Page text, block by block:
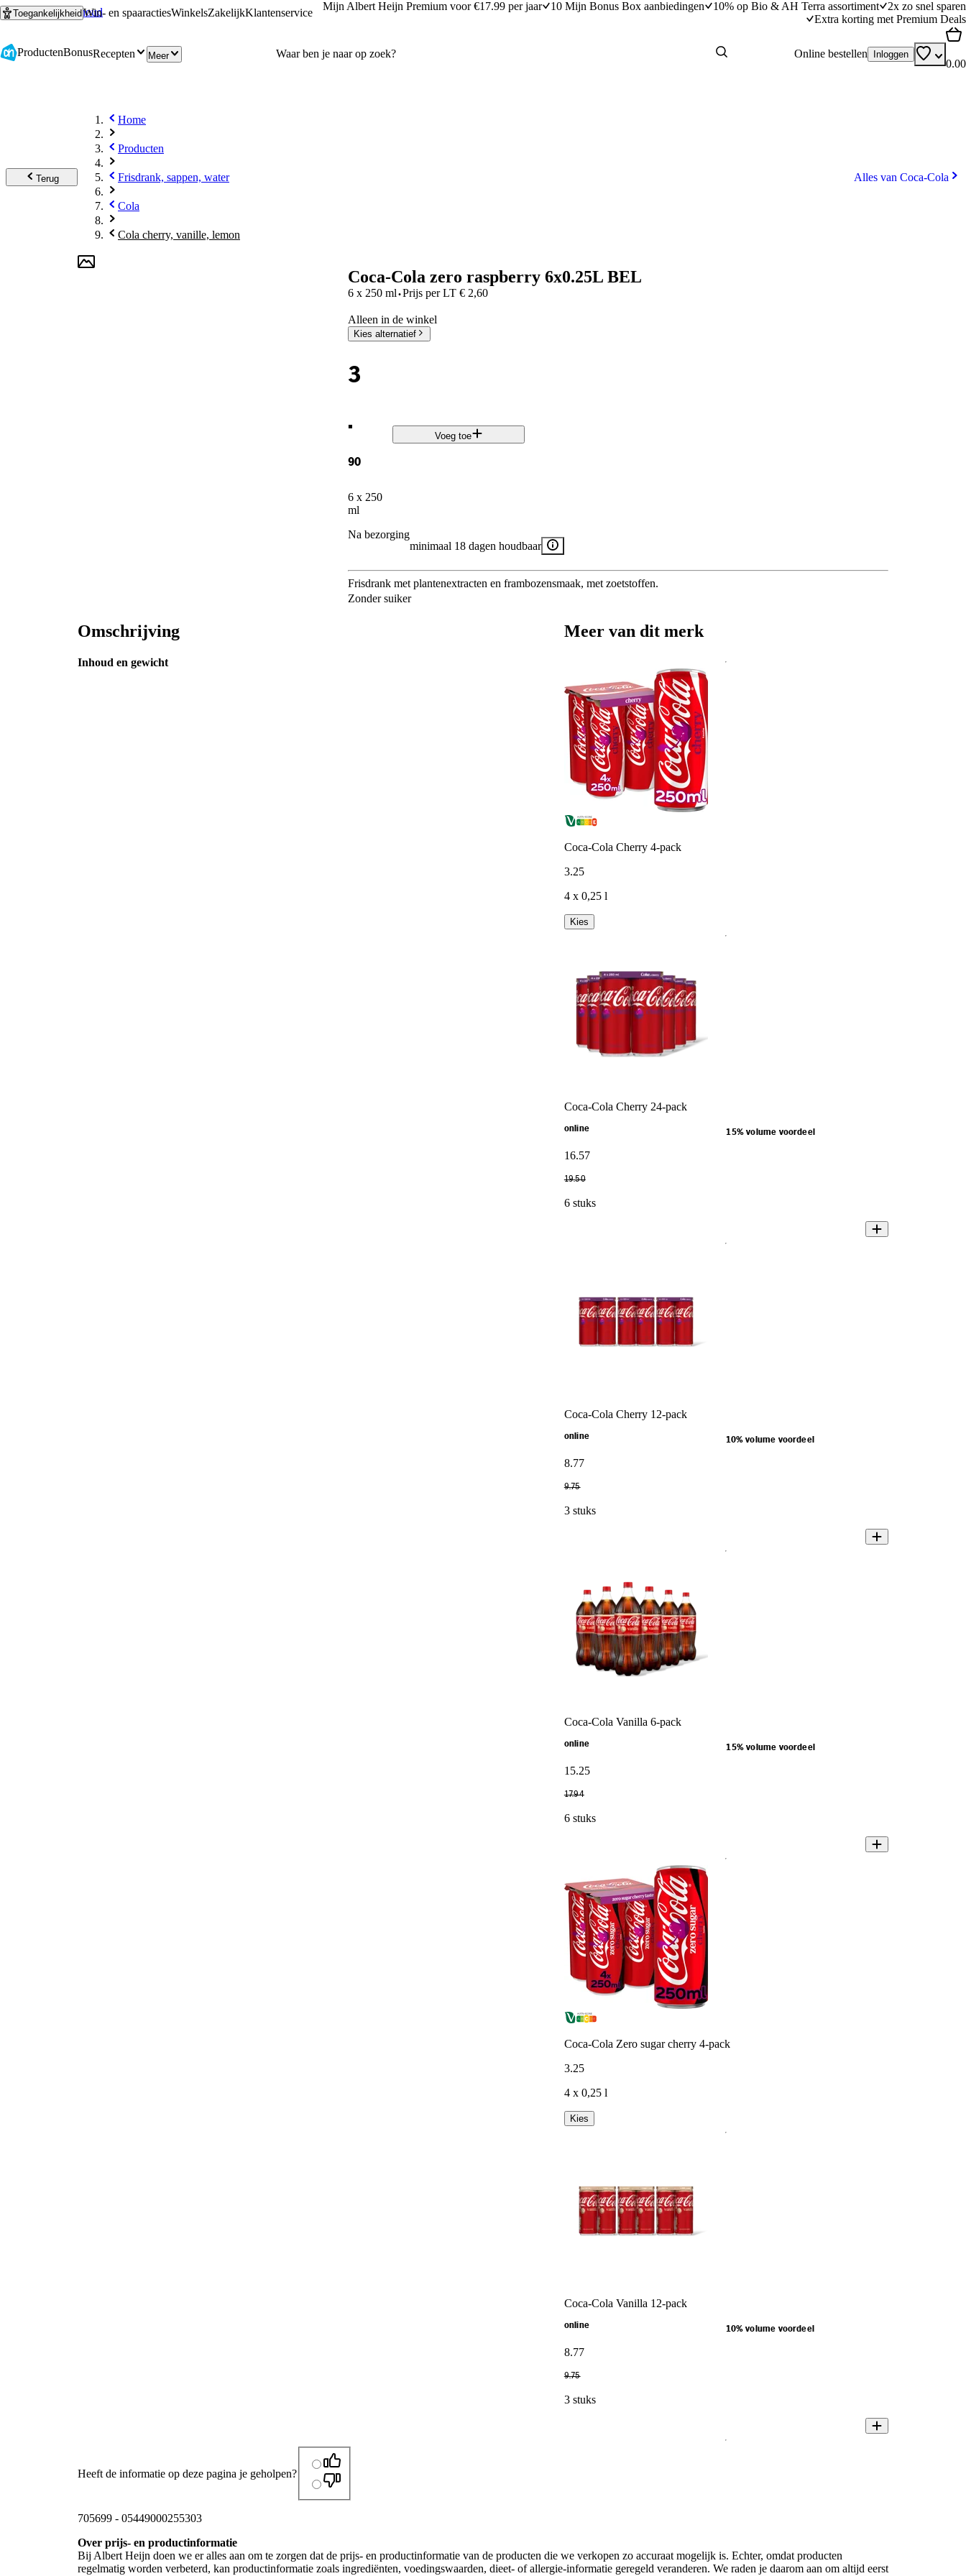
Ga naar hoofdinhoud
Ga naar zoeken
ToegankelijkheidWin- en spaaractiesWinkelsZakelijkKlantenservice
Mijn Albert Heijn Premium voor €17.99 per jaar 10 Mijn Bonus Box aanbiedingen 10% op Bio & AH Terra assortiment
2x zo snel sparen
Extra korting met Premium Deals
ProductenBonusRecepten Meer Online bestellen Inloggen
0.00
Terug
Home
Producten
Frisdrank, sappen, water
Cola
Cola cherry, vanille, lemon
Alles van Coca-Cola
Coca-Cola zero raspberry 6x0.25L BEL
6 x 250 ml·Prijs per LT€ 2,60
Alleen in de winkel
Kies alternatief
3
.
90
6 x 250
ml
Voeg toe
Na bezorging
minimaal 18 dagen houdbaar
Frisdrank met plantenextracten en frambozensmaak, met zoetstoffen.
Zonder suiker
Omschrijving
Inhoud en gewicht
Meer van dit merk
Coca-Cola Cherry 4-pack
3.25
4 x 0,25 l
Kies
Coca-Cola Cherry 24-pack
online 15% volume voordeel
16.57
19.50
6 stuks
Coca-Cola Cherry 12-pack
online 10% volume voordeel
8.77
9.75
3 stuks
Coca-Cola Vanilla 6-pack
online 15% volume voordeel
15.25
17.94
6 stuks
Coca-Cola Zero sugar cherry 4-pack
3.25
4 x 0,25 l
Kies
Coca-Cola Vanilla 12-pack
online 10% volume voordeel
8.77
9.75
3 stuks
Heeft de informatie op deze pagina je geholpen?
705699 - 05449000255303
Over prijs- en productinformatie
Bij Albert Heijn doen we er alles aan om te zorgen dat de prijs- en productinformatie van de producten die we verkopen zo accuraat mogelijk is. Echter, omdat producten
regelmatig worden verbeterd, kan productinformatie zoals ingrediënten, voedingswaarden, dieet- of allergie-informatie geregeld veranderen. We raden je daarom aan om altijd eerst